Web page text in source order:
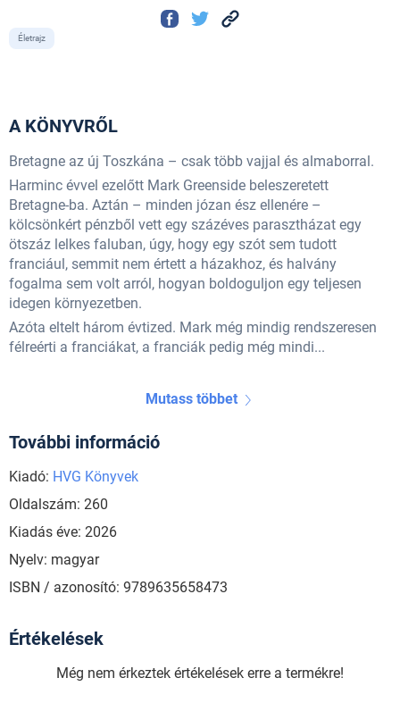
Életrajz
A KÖNYVRŐL
Bretagne az új Toszkána – csak több vajjal és almaborral.
Harminc évvel ezelőtt Mark Greenside beleszeretett
Bretagne-ba. Aztán – minden józan ész ellenére –
kölcsönkért pénzből vett egy százéves parasztházat egy
ötszáz lelkes faluban, úgy, hogy egy szót sem tudott
franciául, semmit nem értett a házakhoz, és halvány
fogalma sem volt arról, hogyan boldoguljon egy teljesen
idegen környezetben.
Azóta eltelt három évtized. Mark még mindig rendszeresen
félreérti a franciákat, a franciák pedig még mindi...
Mutass többet
További információ
Kiadó: HVG Könyvek
Oldalszám: 260
Kiadás éve: 2026
Nyelv: magyar
ISBN / azonosító: 9789635658473
Értékelések
Még nem érkeztek értékelések erre a termékre!